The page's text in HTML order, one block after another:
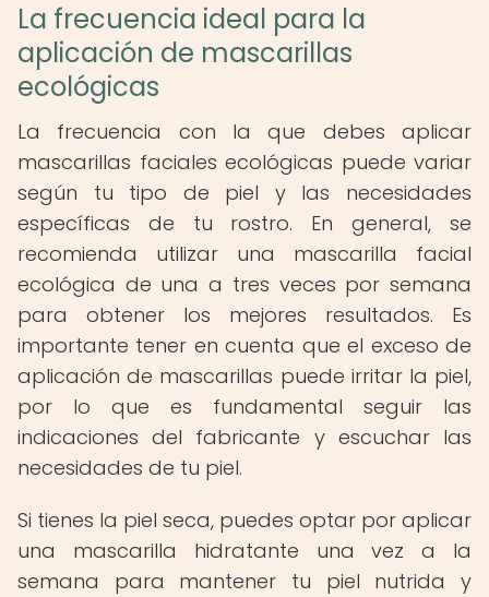
La frecuencia ideal para la
aplicación de mascarillas
ecológicas
La frecuencia con la que debes aplicar
mascarillas faciales ecológicas puede variar
según tu tipo de piel y las necesidades
específicas de tu rostro. En general, se
recomienda utilizar una mascarilla facial
ecológica de una a tres veces por semana
para obtener los mejores resultados. Es
importante tener en cuenta que el exceso de
aplicación de mascarillas puede irritar la piel,
por lo que es fundamental seguir las
indicaciones del fabricante y escuchar las
necesidades de tu piel.
Si tienes la piel seca, puedes optar por aplicar
una mascarilla hidratante una vez a la
semana para mantener tu piel nutrida y